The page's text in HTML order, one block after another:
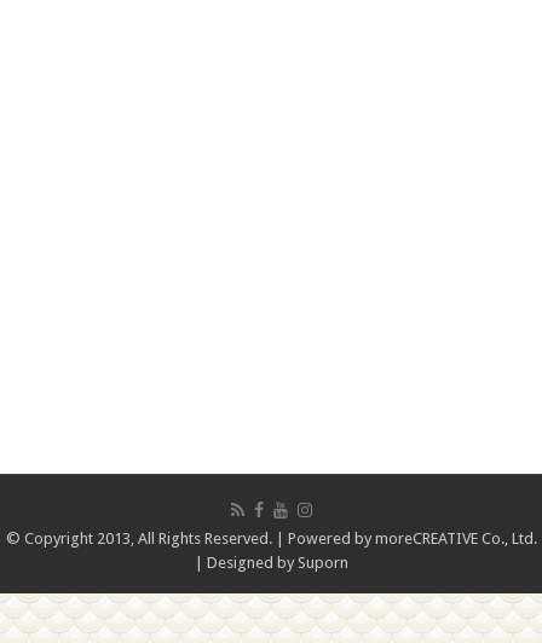
© Copyright 2013, All Rights Reserved. | Powered by moreCREATIVE Co., Ltd.
| Designed by Suporn